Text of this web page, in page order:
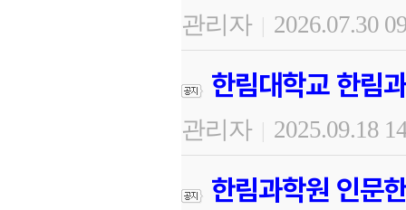
관리자 | 2026.07.30
한림대학교 한림
관리자 | 2025.09.18
한림과학원 인문